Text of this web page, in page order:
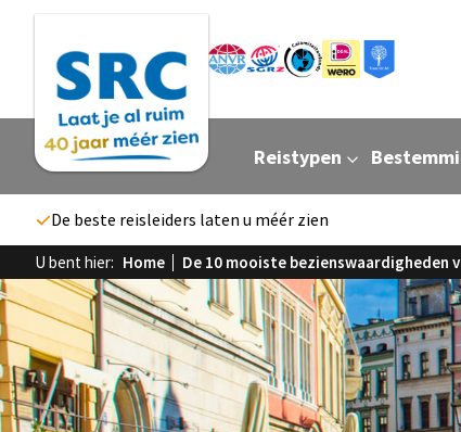
Reistypen
De beste reisleiders laten u méér zien
U bent hier: Home De 10 mooiste bezienswaardigheden